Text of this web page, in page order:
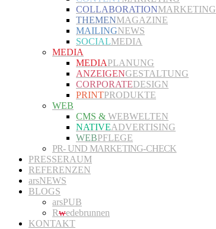
COLLABORATIONMARKETING
THEMENMAGAZINE
MAILINGNEWS
SOCIALMEDIA
MEDIA
MEDIAPLANUNG
ANZEIGENGESTALTUNG
CORPORATEDESIGN
PRINTPRODUKTE
WEB
CMS & WEBWELTEN
NATIVEADVERTISING
WEBPFLEGE
PR- UND MARKETING-CHECK
PRESSERAUM
REFERENZEN
arsNEWS
BLOGS
arsPUB
Rwedebrunnen
KONTAKT